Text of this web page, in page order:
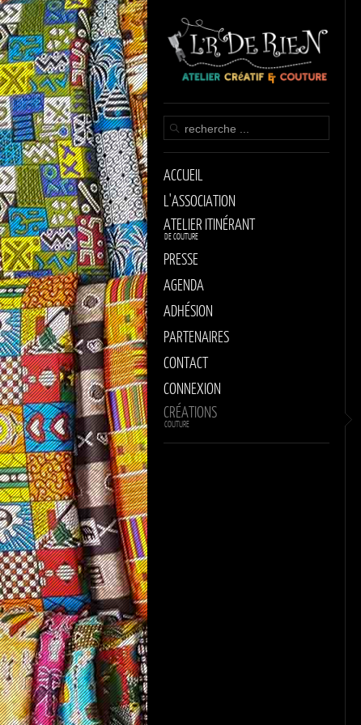
ACCUEIL
L'ASSOCIATION
ATELIER ITINÉRANT
DE COUTURE
PRESSE
AGENDA
ADHÉSION
PARTENAIRES
CONTACT
CONNEXION
CRÉATIONS
COUTURE